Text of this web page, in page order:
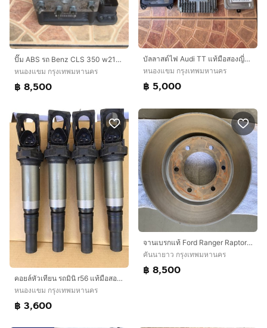
ปั๊ม ABS รถ Benz CLS 350 w219 แท้มือสองญี่ปุ่น
หนองแขม กรุงเทพมหานคร
฿ 8,500
บัลลาสต์ไฟ Audi TT แท้มือสองญี่ปุ่น
หนองแขม กรุงเทพมหานคร
฿ 5,000
คอยล์หัวเทียน รถมินิ r56 แท้มือสองญี่ปุ่น
หนองแขม กรุงเทพมหานคร
฿ 3,600
จานเบรกแท้ Ford Ranger Raptor 3.0 V6 หน้า-หลัง ยกชุด
คันนายาว กรุงเทพมหานคร
฿ 8,500